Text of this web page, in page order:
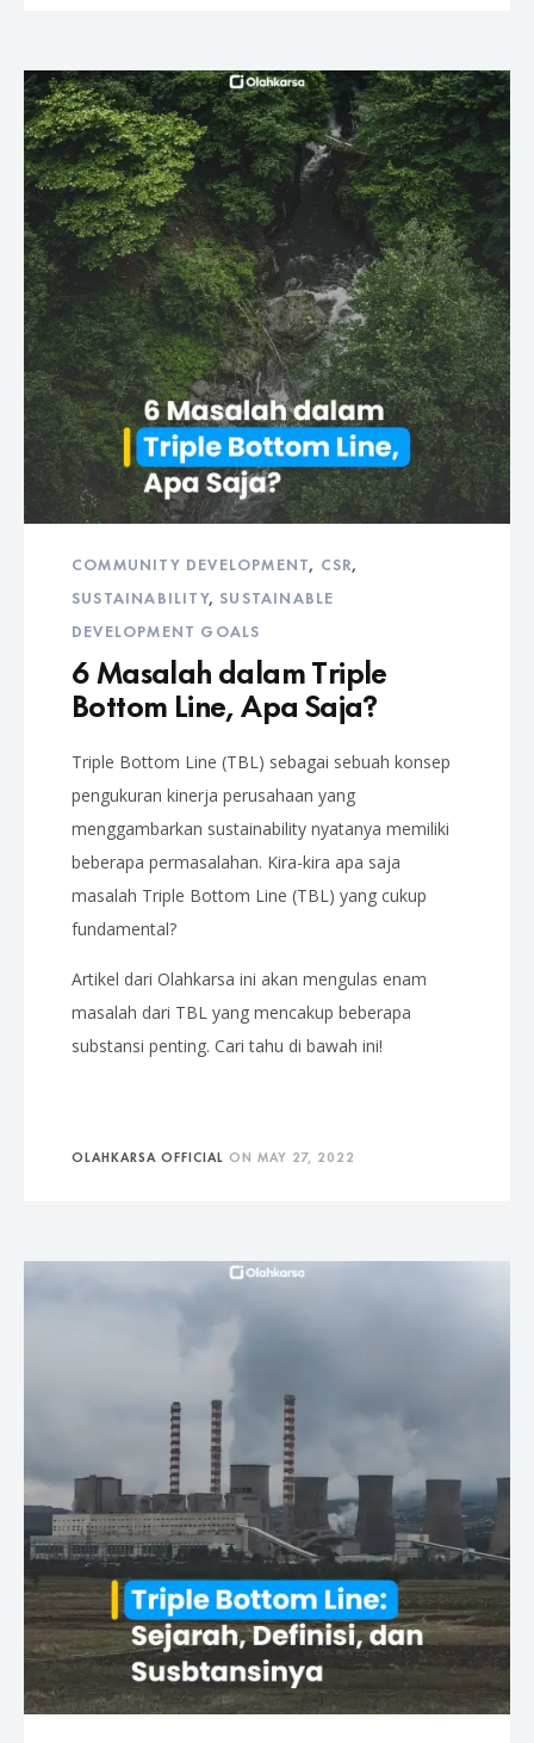
COMMUNITY DEVELOPMENT, CSR,
SUSTAINABILITY, SUSTAINABLE
DEVELOPMENT GOALS
6 Masalah dalam Triple
Bottom Line, Apa Saja?
Triple Bottom Line (TBL) sebagai sebuah konsep
pengukuran kinerja perusahaan yang
menggambarkan sustainability nyatanya memiliki
beberapa permasalahan. Kira-kira apa saja
masalah Triple Bottom Line (TBL) yang cukup
fundamental?
Artikel dari Olahkarsa ini akan mengulas enam
masalah dari TBL yang mencakup beberapa
substansi penting. Cari tahu di bawah ini!
OLAHKARSA OFFICIAL ON MAY 27, 2022